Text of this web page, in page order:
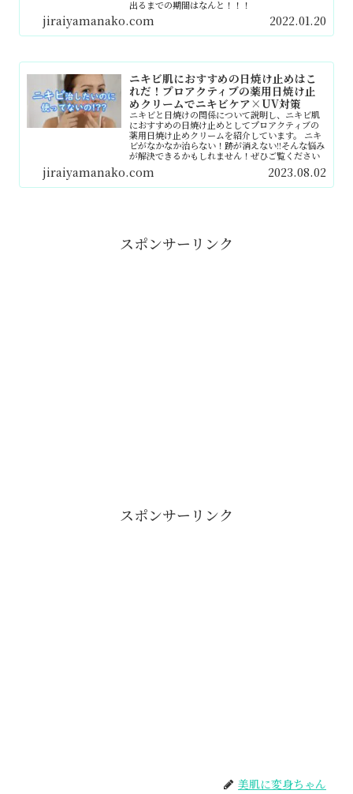
出るまでの期間はなんと！！！
jiraiyamanako.com 2022.01.20
ニキビ肌におすすめの日焼け止めはこ
れだ！プロアクティブの薬用日焼け止
めクリームでニキビケア×UV対策
ニキビと日焼けの関係について説明し、ニキビ肌
におすすめの日焼け止めとしてプロアクティブの
薬用日焼け止めクリームを紹介しています。 ニキ
ビがなかなか治らない！跡が消えない!!そんな悩み
が解決できるかもしれません！ぜひご覧ください
jiraiyamanako.com 2023.08.02
スポンサーリンク
スポンサーリンク
美肌に変身ちゃん